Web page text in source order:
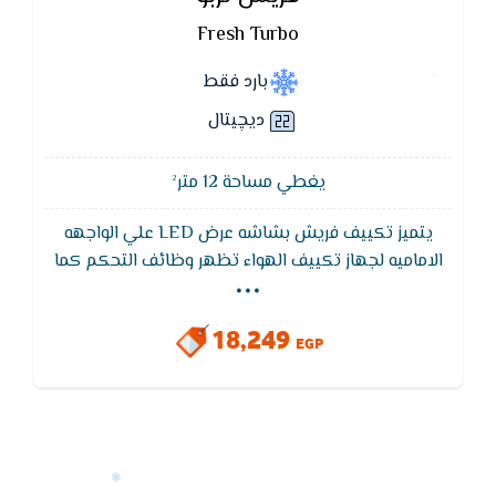
Fresh Turbo
بارد فقط
ديچيتال
يغطي مساحة 12 متر²
يتميز تكييف فريش بشاشه عرض LED علي الواجهه
الاماميه لجهاز تكييف الهواء تظهر وظائف التحكم كما
تظهر نوع العطل وهي خاصيه التشخيص الذاتي في حاله
حدوثه عن طريق كود يكون مترجم في كتالوج العميل
...
18,249 EGP